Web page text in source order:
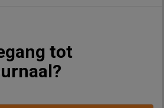
tot